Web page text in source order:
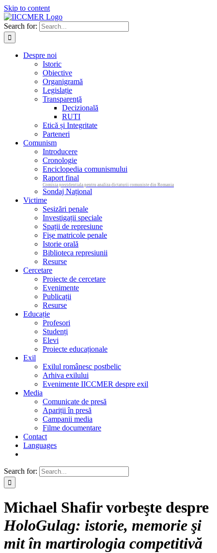
Skip to content
Search for:
Despre noi
Istoric
Obiective
Organigramă
Legislație
Transparenţă
Decizională
RUTI
Etică și Integritate
Parteneri
Comunism
Introducere
Cronologie
Enciclopedia comunismului
Raport final
Comisia prezidentiala pentru analiza dictaturii comuniste din Romania
Sondaj Național
Victime
Sesizări penale
Investigații speciale
Spații de represiune
Fișe matricole penale
Istorie orală
Biblioteca represiunii
Resurse
Cercetare
Proiecte de cercetare
Evenimente
Publicații
Resurse
Educație
Profesori
Studenți
Elevi
Proiecte educaționale
Exil
Exilul românesc postbelic
Arhiva exilului
Evenimente IICCMER despre exil
Media
Comunicate de presă
Apariții în presă
Campanii media
Filme documentare
Contact
Languages
Search for:
Michael Shafir vorbeşte despre
HoloGulag: istorie, memorie şi
mit în martirologia competitivă